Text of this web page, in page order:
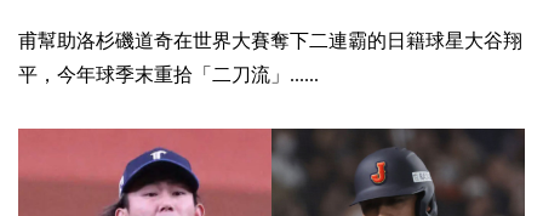
甫幫助洛杉磯道奇在世界大賽奪下二連霸的日籍球星大谷翔
平，今年球季末重拾「二刀流」......